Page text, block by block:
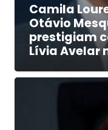
Camila
Otávio
prestigiam
Lívia Avelar